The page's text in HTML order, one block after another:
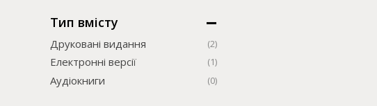
Тип вмісту
Друковані видання (2)
Електронні версії (1)
Аудіокниги (0)